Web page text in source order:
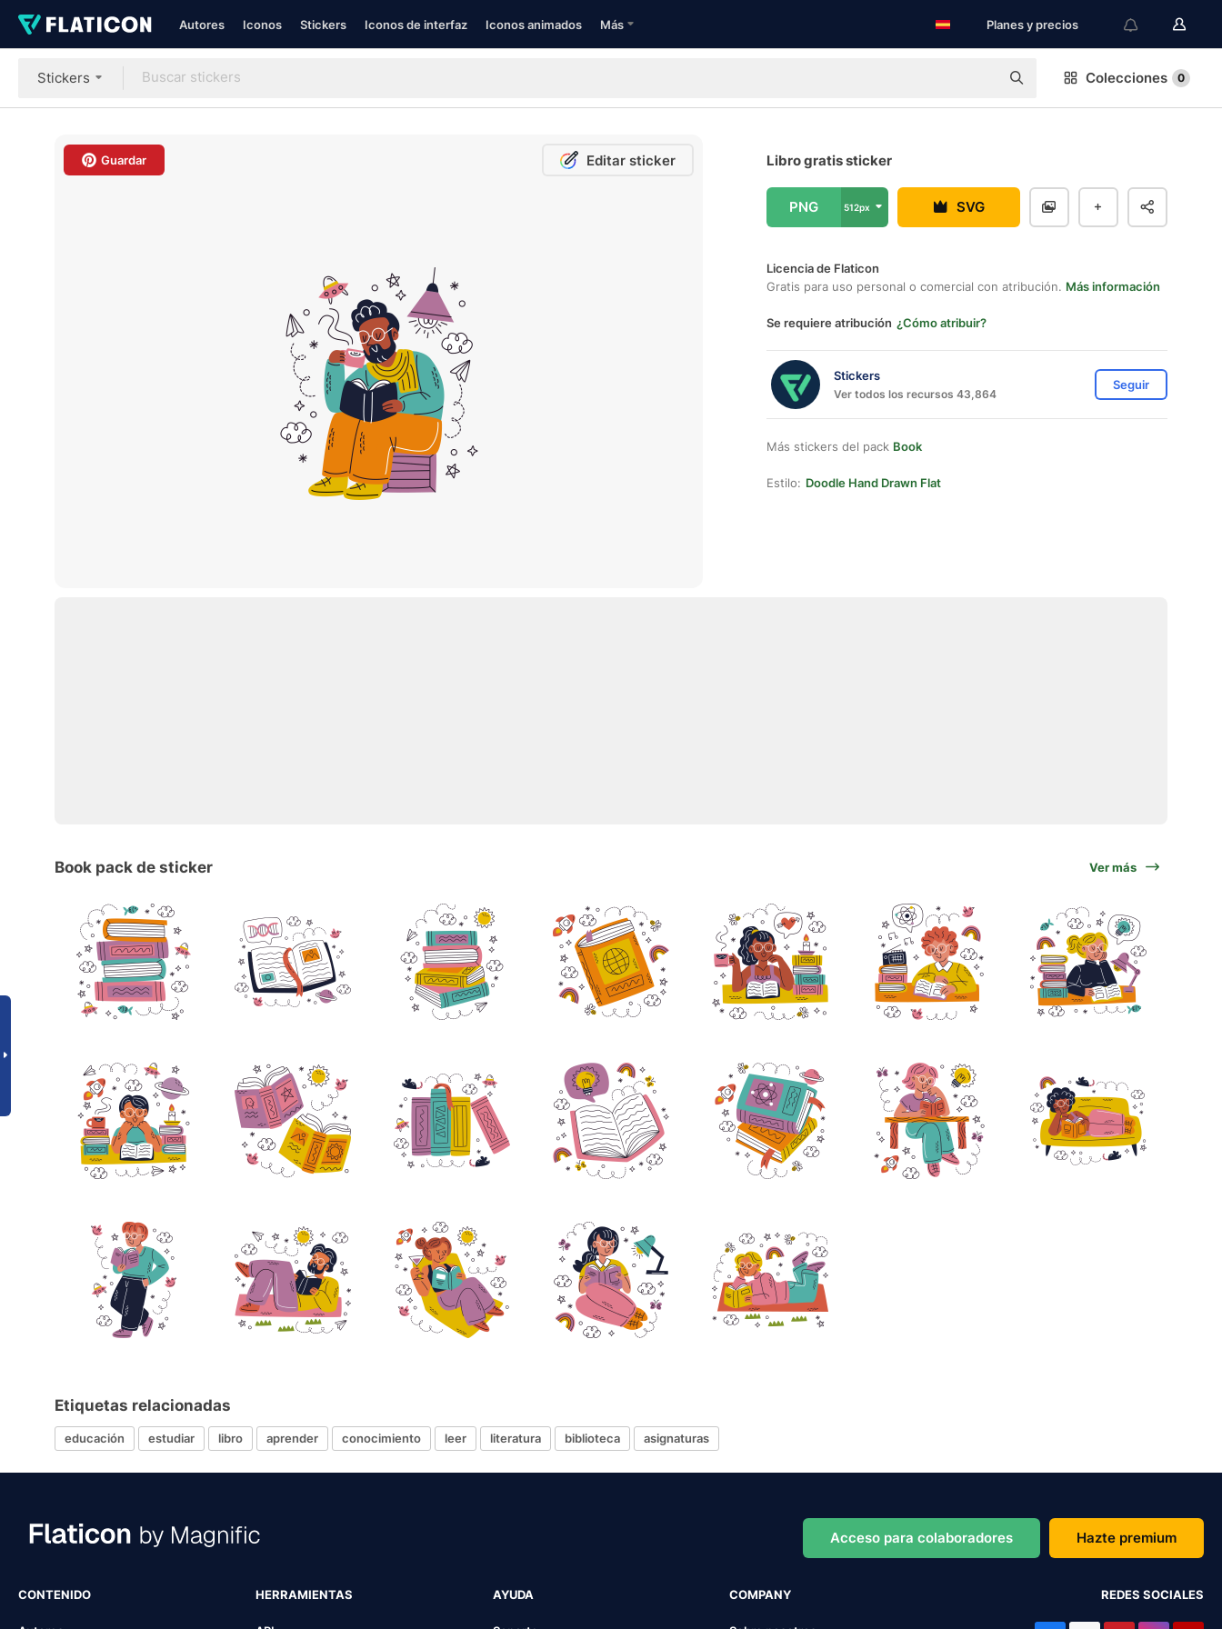
Autores Iconos Stickers Iconos de interfaz Iconos animados Más Planes y precios
Stickers Colecciones 0
Guardar Editar sticker Libro gratis sticker
PNG 512px SVG
Licencia de Flaticon
Gratis para uso personal o comercial con atribución. Más información
Se requiere atribución ¿Cómo atribuir?
Stickers
Ver todos los recursos 43,864
Seguir
Más stickers del pack Book
Estilo: Doodle Hand Drawn Flat
Book pack de sticker Ver más
Etiquetas relacionadas
educación estudiar libro aprender conocimiento leer literatura biblioteca asignaturas
Acceso para colaboradores Hazte premium
CONTENIDO HERRAMIENTAS AYUDA COMPANY REDES SOCIALES